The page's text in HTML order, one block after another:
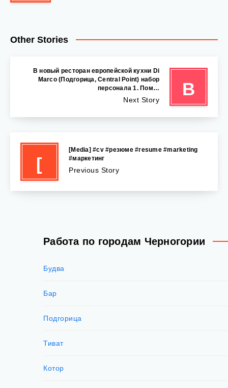
Other Stories
В
В новый ресторан европейской кухни Di
Marco (Подгорица, Central Point) набор
персонала 1. Пом…
Next Story
[
[Media] #cv #резюме #resume #marketing
#маркетинг
Previous Story
Работа по городам Черногории
Будва
Бар
Подгорица
Тиват
Котор